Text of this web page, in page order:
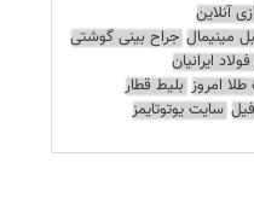
آنلاین
مینیمال جراح بینی گوشتی
ایرانیان
امروز بلیط قطار
سایت یوتوتایمز